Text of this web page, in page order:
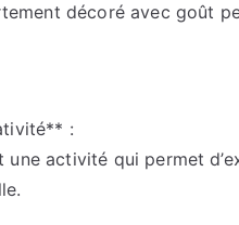
décoré avec goût
:
une activité qui permet